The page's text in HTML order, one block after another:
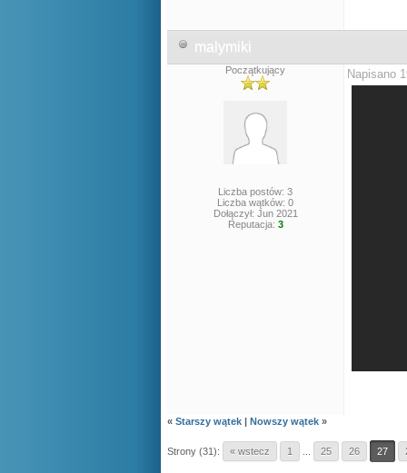
malymiki
Początkujący
Liczba postów: 3
Liczba wątków: 0
Dołączył: Jun 2021
Reputacja: 3
Napisano
« Starszy wątek | Nowszy wątek »
Strony (31): « wstecz 1 25 26 27